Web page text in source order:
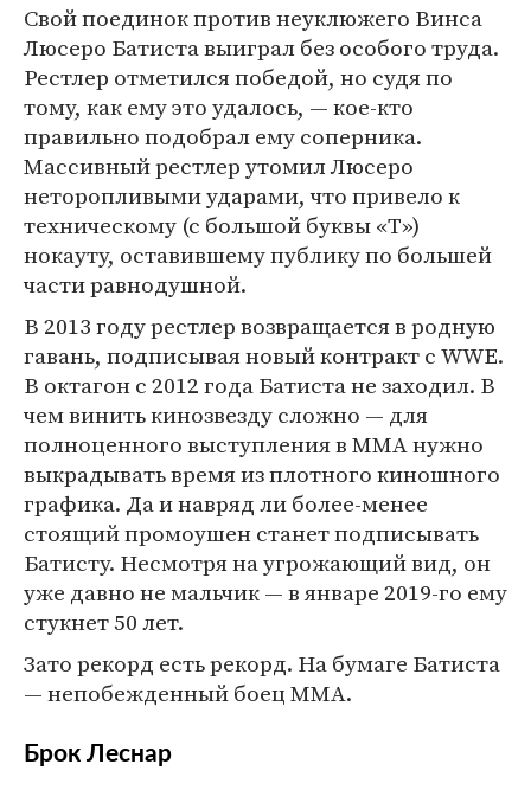
Свой поединок против неуклюжего Винса
Люсеро Батиста выиграл без особого труда.
Рестлер отметился победой, но судя по
тому, как ему это удалось, — кое-кто
правильно подобрал ему соперника.
Массивный рестлер утомил Люсеро
неторопливыми ударами, что привело к
техническому (с большой буквы «Т»)
нокауту, оставившему публику по большей
части равнодушной.
В 2013 году рестлер возвращается в родную
гавань, подписывая новый контракт с WWE.
В октагон с 2012 года Батиста не заходил. В
чем винить кинозвезду сложно — для
полноценного выступления в MMA нужно
выкрадывать время из плотного киношного
графика. Да и навряд ли более-менее
стоящий промоушен станет подписывать
Батисту. Несмотря на угрожающий вид, он
уже давно не мальчик — в январе 2019-го ему
стукнет 50 лет.
Зато рекорд есть рекорд. На бумаге Батиста
— непобежденный боец MMA.
Брок Леснар